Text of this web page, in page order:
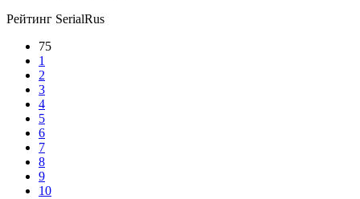
Рейтинг SerialRus
75
1
2
3
4
5
6
7
8
9
10